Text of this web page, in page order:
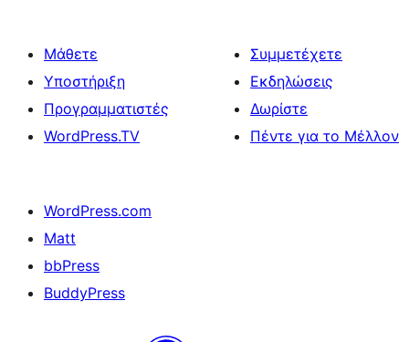
Μάθετε
Υποστήριξη
Προγραμματιστές
WordPress.TV
Συμμετέχετε
Εκδηλώσεις
Δωρίστε
Πέντε για το Μέλλον
WordPress.com
Matt
bbPress
BuddyPress